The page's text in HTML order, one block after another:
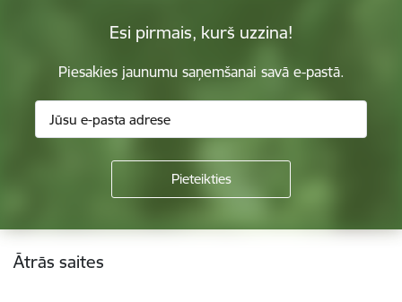
Esi pirmais, kurš uzzina!
Piesakies jaunumu saņemšanai savā e-pastā.
Kājene
Ātrās saites